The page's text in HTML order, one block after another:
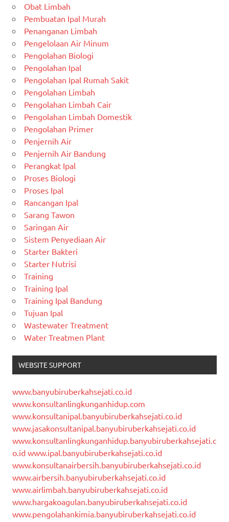
Obat Limbah
Pembuatan Ipal Murah
Penanganan Limbah
Pengelolaan Air Minum
Pengolahan Biologi
Pengolahan Ipal
Pengolahan Ipal Rumah Sakit
Pengolahan Limbah
Pengolahan Limbah Cair
Pengolahan Limbah Domestik
Pengolahan Primer
Penjernih Air
Penjernih Air Bandung
Perangkat Ipal
Proses Biologi
Proses Ipal
Rancangan Ipal
Sarang Tawon
Saringan Air
Sistem Penyediaan Air
Starter Bakteri
Starter Nutrisi
Training
Training Ipal
Training Ipal Bandung
Tujuan Ipal
Wastewater Treatment
Water Treatmen Plant
WEBSITE SUPPORT
www.banyubiruberkahsejati.co.id
www.konsultanlingkunganhidup.com
www.konsultanipal.banyubiruberkahsejati.co.id
www.jasakonsultanipal.banyubiruberkahsejati.co.id
www.konsultanlingkunganhidup.banyubiruberkahsejati.c
o.id www.ipal.banyubiruberkahsejati.co.id
www.konsultanairbersih.banyubiruberkahsejati.co.id
www.airbersih.banyubiruberkahsejati.co.id
www.airlimbah.banyubiruberkahsejati.co.id
www.hargakoagulan.banyubiruberkahsejati.co.id
www.pengolahankimia.banyubiruberkahsejati.co.id